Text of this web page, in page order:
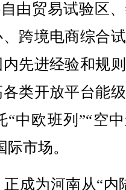
由贸易试验区
跨境电商综合
先进经验和规
类开放平台能
“中欧班列”“空
市场。
为河南从“内